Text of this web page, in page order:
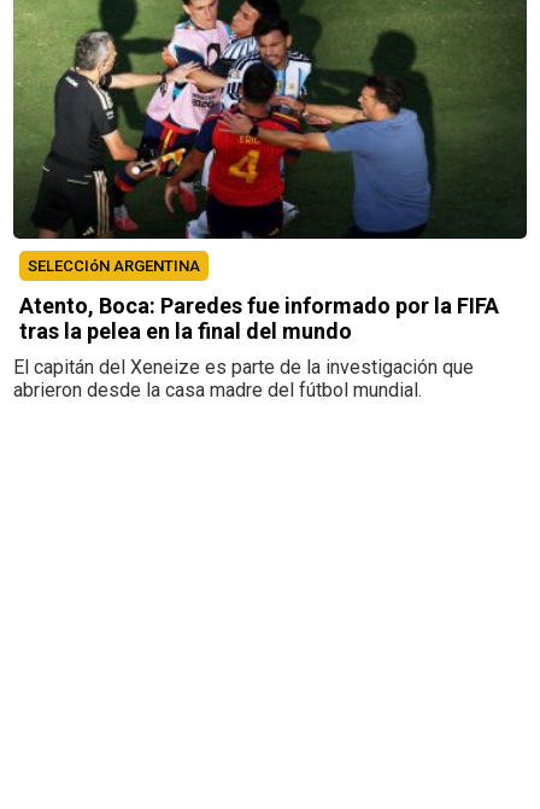
SELECCIóN ARGENTINA
Atento, Boca: Paredes fue informado por la FIFA
tras la pelea en la final del mundo
El capitán del Xeneize es parte de la investigación que
abrieron desde la casa madre del fútbol mundial.